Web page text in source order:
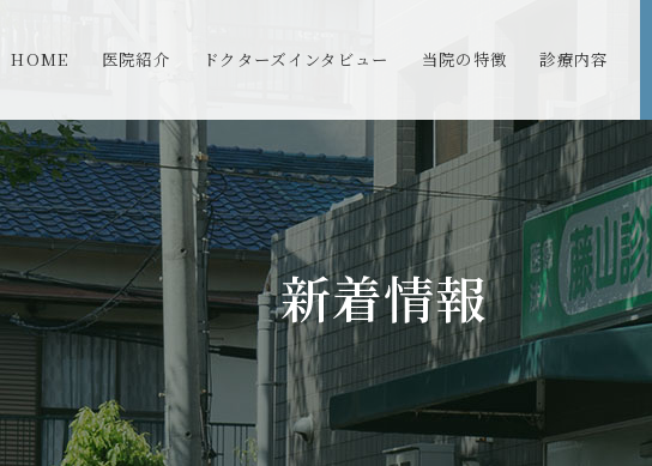
HOME 医院紹介 ドクターズインタビュー 当院の特徴 診療内容
新着情報